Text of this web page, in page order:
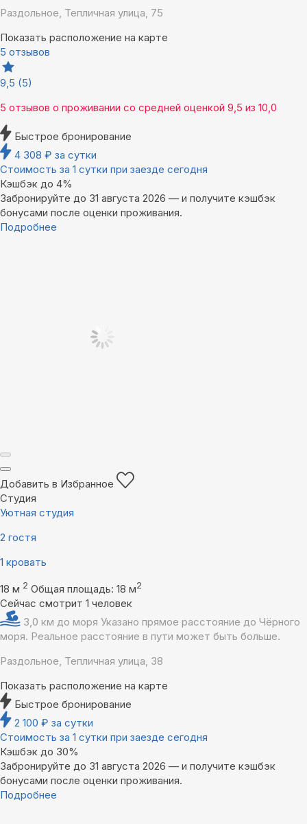
Раздольное, Тепличная улица, 75
Показать расположение на карте
5 отзывов
9,5 (5)
5 отзывов о проживании со средней оценкой 9,5 из 10,0
Быстрое бронирование
4 308 ₽ за сутки
Стоимость за 1 сутки при заезде сегодня
Кэшбэк до 4%
Забронируйте до 31 августа 2026 — и получите кэшбэк
бонусами после оценки проживания.
Подробнее
Добавить в Избранное
Студия
Уютная студия
2 гостя
1 кровать
18 м 2 Общая площадь: 18 м2
Сейчас смотрит 1 человек
3,0 км до моря Указано прямое расстояние до Чёрного
моря. Реальное расстояние в пути может быть больше.
Раздольное, Тепличная улица, 38
Показать расположение на карте
Быстрое бронирование
2 100 ₽ за сутки
Стоимость за 1 сутки при заезде сегодня
Кэшбэк до 30%
Забронируйте до 31 августа 2026 — и получите кэшбэк
бонусами после оценки проживания.
Подробнее